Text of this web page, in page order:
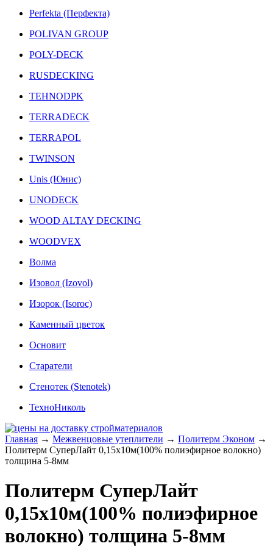
Perfekta (Перфекта)
POLIVAN GROUP
POLY-DECK
RUSDECKING
TEHNODPK
TERRADECK
TERRAPOL
TWINSON
Unis (Юнис)
UNODECK
WOOD ALTAY DECKING
WOODVEX
Волма
Изовол (Izovol)
Изорок (Isoroc)
Каменный цветок
Основит
Старатели
Стенотек (Stenotek)
ТехноНиколь
Главная → Межвенцовые утеплители → Политерм Эконом →
Политерм СуперЛайт 0,15х10м(100% полиэфирное волокно)
толщина 5-8мм
Политерм СуперЛайт
0,15х10м(100% полиэфирное
волокно) толщина 5-8мм